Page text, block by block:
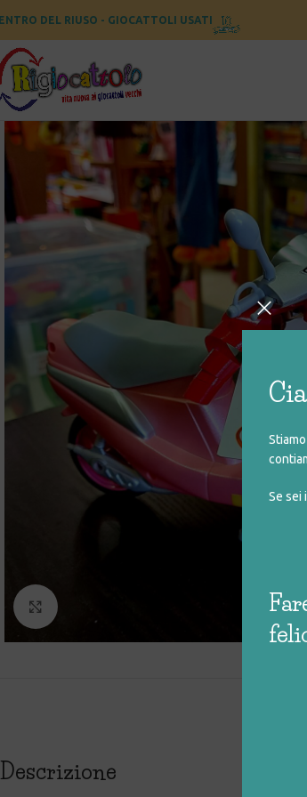
Se sei
DEL RIUSO - GIOCATTOLI USATI
Descrizione